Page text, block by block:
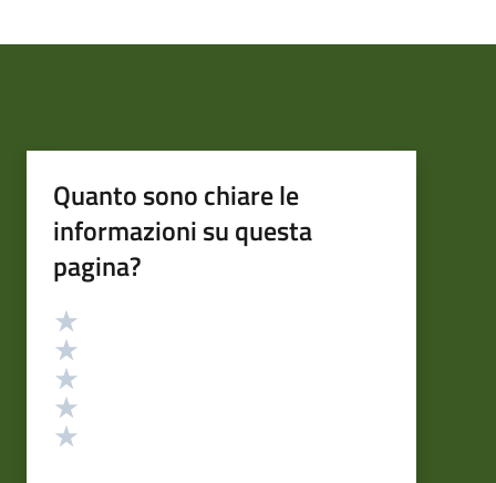
Quanto sono chiare le
informazioni su questa
pagina?
Valutazione